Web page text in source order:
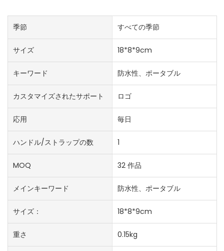
季節 すべての季節
サイズ 18*8*9cm
キーワード 防水性、ポータブル
カスタマイズされたサポート ロゴ
応用 毎日
ハンドル/ストラップの数 1
MOQ 32 作品
メインキーワード 防水性、ポータブル
サイズ： 18*8*9cm
重さ 0.15kg